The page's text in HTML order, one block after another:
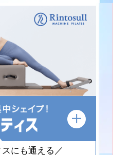
にも通える／